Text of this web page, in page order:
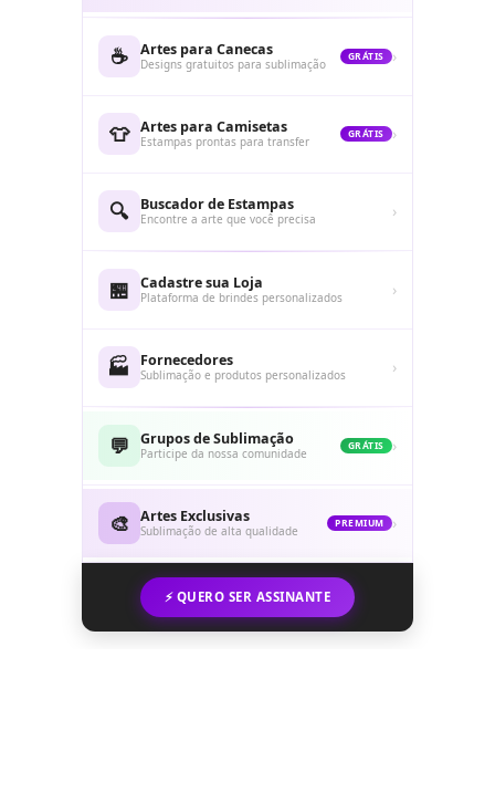
☕ Artes para Canecas
Designs gratuitos para sublimação
GRÁTIS ›
👕 Artes para Camisetas
Estampas prontas para transfer
GRÁTIS ›
🔍 Buscador de Estampas
Encontre a arte que você precisa ›
🏪 Cadastre sua Loja
Plataforma de brindes personalizados ›
🏭 Fornecedores
Sublimação e produtos personalizados ›
💬 Grupos de Sublimação
Participe da nossa comunidade
GRÁTIS ›
🎨 Artes Exclusivas
Sublimação de alta qualidade
PREMIUM ›
⚡ QUERO SER ASSINANTE